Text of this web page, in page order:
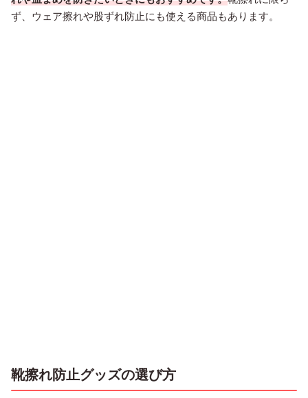
ず、ウェア擦れや股ずれ防止にも使える商品もあります。
靴擦れ防止グッズの選び方